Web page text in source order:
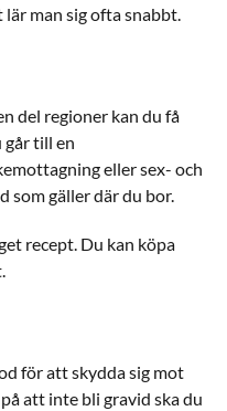
man sig ofta snabbt.
del regioner kan du få
går till en
eller sex- och
som gäller där du bor.
recept. Du kan köpa
för att skydda sig mot
att inte bli gravid ska du